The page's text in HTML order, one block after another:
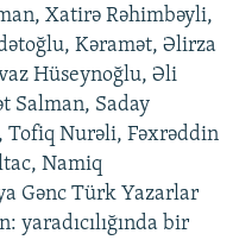
Xatirə Rəhimbəyli,
Kəramət, Əlirza
Hüseynoğlu, Əli
Salman, Saday
Tofiq Nurəli, Fəxrəddin
Namiq
Gənc Türk Yazarlar
bir